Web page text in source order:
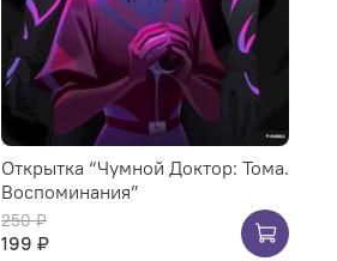
Открытка “Чумной Доктор: Тома.
Воспоминания”
250 ₽
199 ₽